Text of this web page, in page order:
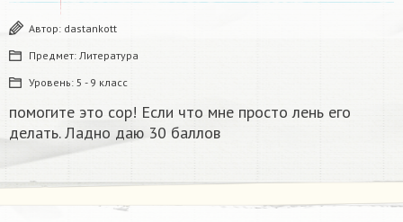
Автор: dastankott
Предмет: Литература
Уровень: 5 - 9 класс
помогите это сор! Если что мне просто лень его
делать. Ладно даю 30 баллов​